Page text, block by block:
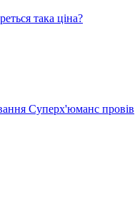
така ціна?
Суперх'юманс провів